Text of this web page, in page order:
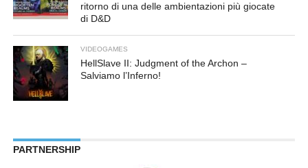
ritorno di una delle ambientazioni più giocate
di D&D
VIDEOGAMES
HellSlave II: Judgment of the Archon –
Salviamo l’Inferno!
PARTNERSHIP